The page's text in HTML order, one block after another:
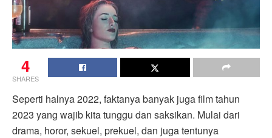
4
SHARES
Seperti halnya 2022, faktanya banyak juga film tahun
2023 yang wajib kita tunggu dan saksikan. Mulai dari
drama, horor, sekuel, prekuel, dan juga tentunya